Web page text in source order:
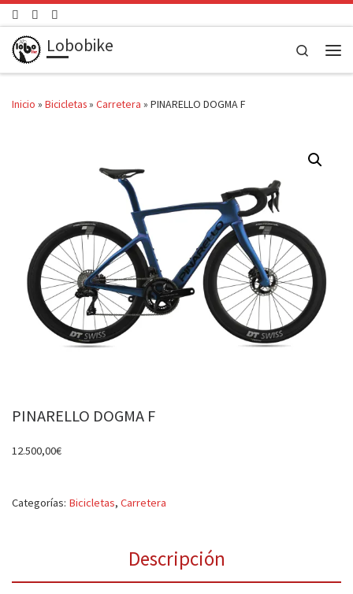
Saltar al contenido
Lobobike
Search
Inicio » Bicicletas» Carretera » PINARELLO DOGMA F
PINARELLO DOGMA F
12.500,00€
Categorías: Bicicletas, Carretera
Descripción